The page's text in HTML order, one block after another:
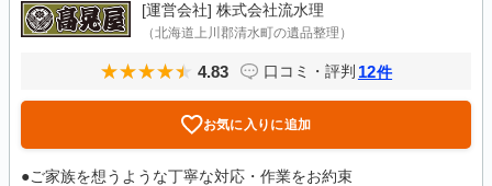
[運営会社] 株式会社流水理
（北海道上川郡清水町の遺品整理）
4.83 口コミ・評判 12件
お気に入りに追加
●ご家族を想うような丁寧な対応・作業をお約束